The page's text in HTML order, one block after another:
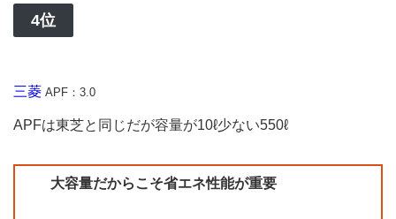
4位
三菱 APF：3.0
APFは東芝と同じだが容量が10ℓ少ない550ℓ
大容量だからこそ省エネ性能が重要